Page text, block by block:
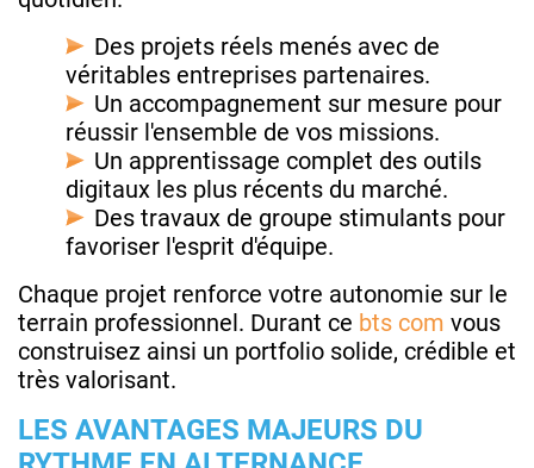
Des projets réels menés avec de
véritables entreprises partenaires.
Un accompagnement sur mesure pour
réussir l'ensemble de vos missions.
Un apprentissage complet des outils
digitaux les plus récents du marché.
Des travaux de groupe stimulants pour
favoriser l'esprit d'équipe.
Chaque projet renforce votre autonomie sur le
terrain professionnel. Durant ce bts com vous
construisez ainsi un portfolio solide, crédible et
très valorisant.
LES AVANTAGES MAJEURS DU